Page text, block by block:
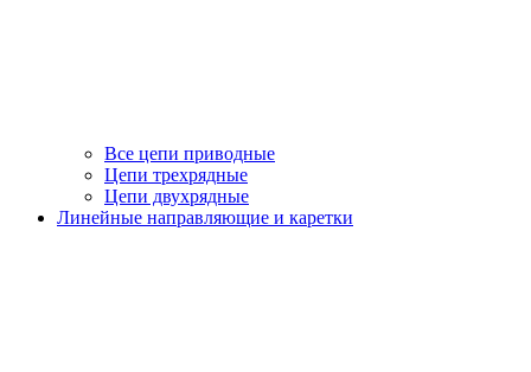
Все цепи приводные
Цепи трехрядные
Цепи двухрядные
Линейные направляющие и каретки